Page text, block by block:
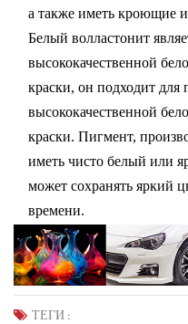
а также иметь кроющие
Белый волластонит
высококачественной
краски, он подходит для
высококачественной
краски. Пигмент,
иметь чисто белый или
может сохранять яркий
времени.
ТЕГИ :